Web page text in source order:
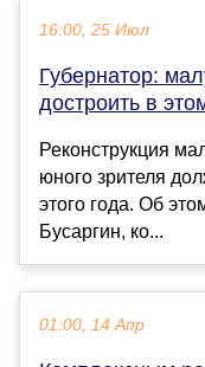
16:00, 25 Июл
Губернатор:
достроить в
Реконструкция
юного зрителя
этого года. Об
Бусаргин, ко...
01:00, 14 Апр